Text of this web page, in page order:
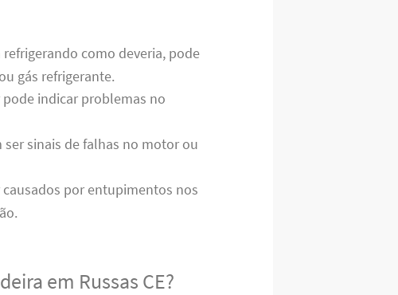
como deveria, pode
gás refrigerante.
pode indicar problemas no
sinais de falhas no motor ou
por entupimentos nos
em Russas CE?